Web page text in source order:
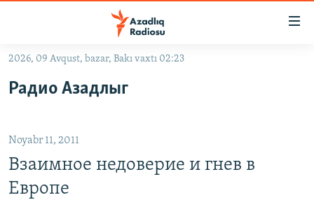
Əsas
qayıt
qayıt
Axtarışa
keç
#İZAHLA
#ƏSLINDƏ
QANUNI DOĞRU
2026, 09 Avqust, bazar, Bakı vaxtı 02:23
Радио Азадлыг
Noyabr 11, 2011
Взаимное недоверие и гнев в
Европе